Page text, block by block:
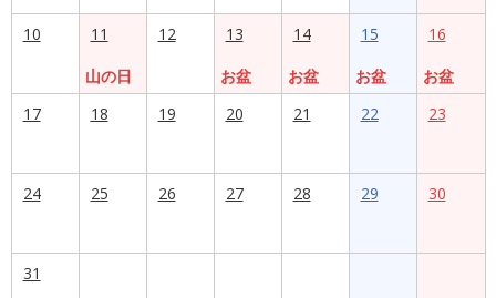
10
11
山の日
12
13
お盆
14
お盆
15
お盆
16
お盆
17
18 19 20 21 22 23
24 25 26 27 28 29 30
31